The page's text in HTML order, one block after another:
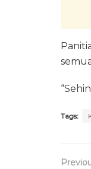
Tags: